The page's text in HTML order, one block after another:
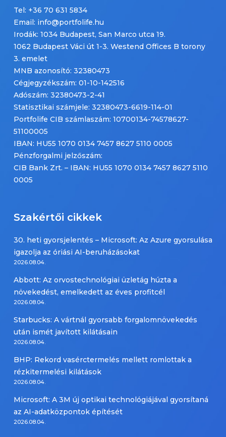
Tel: +36 70 631 5834
Email: info@portfolife.hu
Irodák: 1034 Budapest, San Marco utca 19.
1062 Budapest Váci út 1-3. Westend Offices B torony
3. emelet
MNB azonosító: 32380473
Cégjegyzékszám: 01-10-142516
Adószám: 32380473-2-41
Statisztikai számjele: 32380473-6619-114-01
Portfolife CIB számlaszám: 10700134-74578627-
51100005
IBAN: HU55 1070 0134 7457 8627 5110 0005
Pénzforgalmi jelzőszám:
CIB Bank Zrt. – IBAN: HU55 1070 0134 7457 8627 5110
0005
Szakértői cikkek
30. heti gyorsjelentés – Microsoft: Az Azure gyorsulása
igazolja az óriási AI-beruházásokat
2026.08.04.
Abbott: Az orvostechnológiai üzletág húzta a
növekedést, emelkedett az éves profitcél
2026.08.04.
Starbucks: A vártnál gyorsabb forgalomnövekedés
után ismét javított kilátásain
2026.08.04.
BHP: Rekord vasérctermelés mellett romlottak a
rézkitermelési kilátások
2026.08.04.
Microsoft: A 3M új optikai technológiájával gyorsítaná
az AI-adatközpontok építését
2026.08.04.